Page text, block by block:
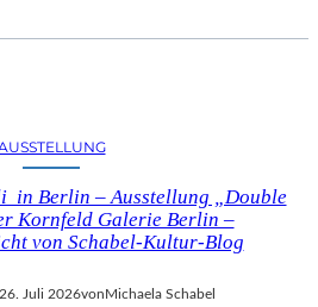
in Berlin – Ausstellung „Double
Kornfeld Galerie Berlin –
von Schabel-Kultur-Blog
26. Juli 2026von Michaela Schabel